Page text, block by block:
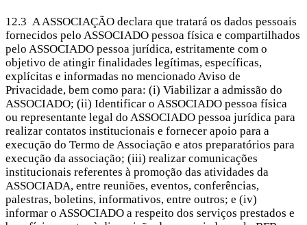
12.3 A ASSOCIAÇÃO declara que tratará os dados pessoais
fornecidos pelo ASSOCIADO pessoa física e compartilhados
pelo ASSOCIADO pessoa jurídica, estritamente com o
objetivo de atingir finalidades legítimas, específicas,
explícitas e informadas no mencionado Aviso de
Privacidade, bem como para: (i) Viabilizar a admissão do
ASSOCIADO; (ii) Identificar o ASSOCIADO pessoa física
ou representante legal do ASSOCIADO pessoa jurídica para
realizar contatos institucionais e fornecer apoio para a
execução do Termo de Associação e atos preparatórios para
execução da associação; (iii) realizar comunicações
institucionais referentes à promoção das atividades da
ASSOCIADA, entre reuniões, eventos, conferências,
palestras, boletins, informativos, entre outros; e (iv)
informar o ASSOCIADO a respeito dos serviços prestados e